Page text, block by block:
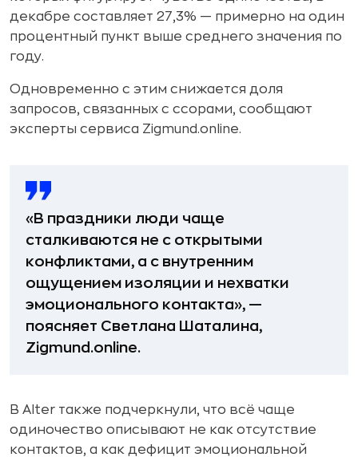
декабре составляет 27,3% — примерно на один
процентный пункт выше среднего значения по
году.
Одновременно с этим снижается доля
запросов, связанных с ссорами, сообщают
эксперты сервиса Zigmund.online.
«В праздники люди чаще
сталкиваются не с открытыми
конфликтами, а с внутренним
ощущением изоляции и нехватки
эмоционального контакта», —
поясняет Светлана Шаталина,
Zigmund.online.
В Alter также подчеркнули, что всё чаще
одиночество описывают не как отсутствие
контактов, а как дефицит эмоциональной